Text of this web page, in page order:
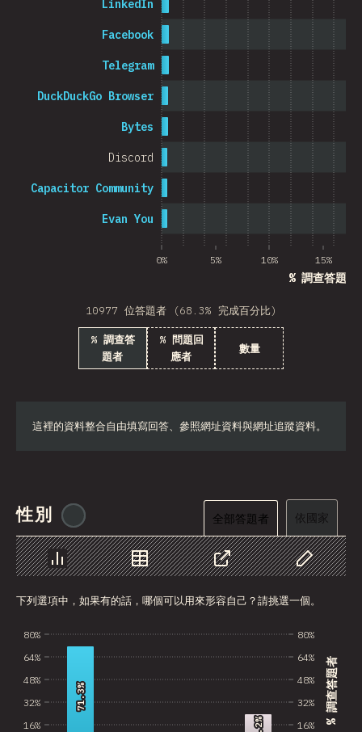
5%
Cambodia
0% 5% 10% 15%
% 調查答題者
Evan You
Capacitor Community
Discord
Bytes
DuckDuckGo Browser
Telegram
Facebook
LinkedIn
10977 位答題者 (68.3% 完成百分比)
% 調查答
題者
% 問題回
應者
數量
這裡的資料整合自由填寫回答、參照網址資料與網址追蹤資料。
性別 全部答題者 依國家
圖表 資料 分享
自訂資料
下列選項中，如果有的話，哪個可以用來形容自己？請挑選一個。
16%
32%
48%
64%
80%
% 調查答題者
16%
32%
48%
64%
80%
71.3%
71.3%